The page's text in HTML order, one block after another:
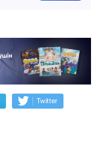
| Twitter